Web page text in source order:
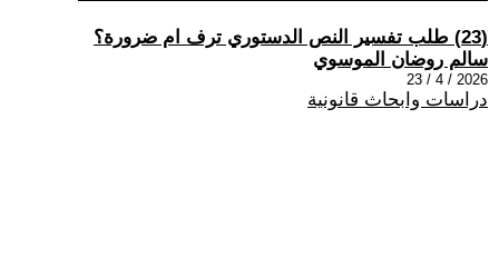
(23) طلب تفسير النص الدستوري ترف ام ضرورة؟
سالم روضان الموسوي
2026 / 4 / 23
دراسات وابحاث قانونية